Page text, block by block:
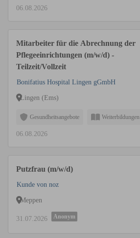
06.08.2026
Mitarbeiter für die Abrechnung der
Pflegeeinrichtungen (m/w/d) -
Teilzeit/Vollzeit
Bonifatius Hospital Lingen gGmbH
Lingen (Ems)
Gesundheitsangebote Weiterbildungen
06.08.2026
Putzfrau (m/w/d)
Kunde von noz
Meppen
31.07.2026 Anonym